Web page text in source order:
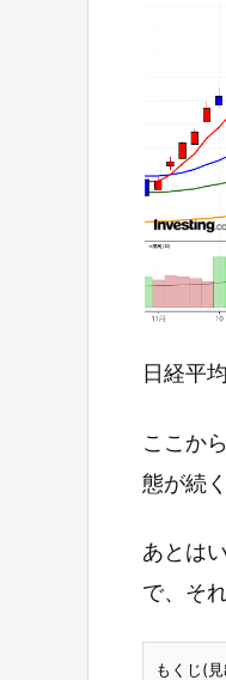
日経平
ここか
態が続
あとは
で、そ
もくじ(